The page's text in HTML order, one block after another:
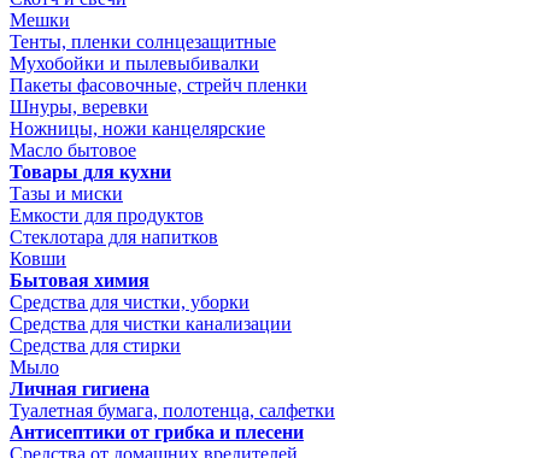
Мешки
Тенты, пленки солнцезащитные
Мухобойки и пылевыбивалки
Пакеты фасовочные, стрейч пленки
Шнуры, веревки
Ножницы, ножи канцелярские
Масло бытовое
Товары для кухни
Тазы и миски
Емкости для продуктов
Стеклотара для напитков
Ковши
Бытовая химия
Средства для чистки, уборки
Средства для чистки канализации
Средства для стирки
Мыло
Личная гигиена
Туалетная бумага, полотенца, салфетки
Антисептики от грибка и плесени
Средства от домашних вредителей